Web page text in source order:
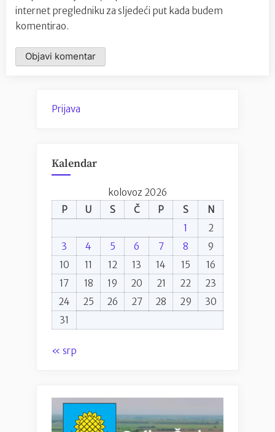
internet pregledniku za sljedeći put kada budem
komentirao.
Prijava
Kalendar
kolovoz 2026
P
U S Č P S
N
1
2
3
4 5 6 7 8
9
10
11 12 13 14 15
16
17
18 19 20 21 22
23
24
25 26 27 28 29
30
31
« srp